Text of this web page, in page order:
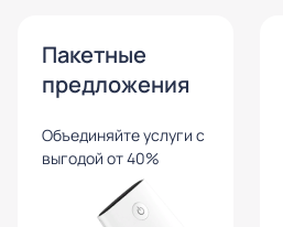
Пакетные
предложения
Объединяйте услуги с
выгодой от 40%